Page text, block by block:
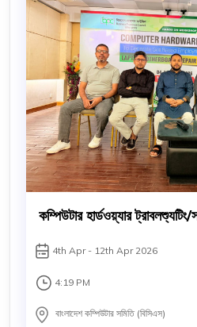
কম্পিউটার হার্ডওয়্যার
4th Apr - 12th Apr 2026
4:19 PM
বাংলাদেশ কম্পিউটার সমিতি (বিসিএস)